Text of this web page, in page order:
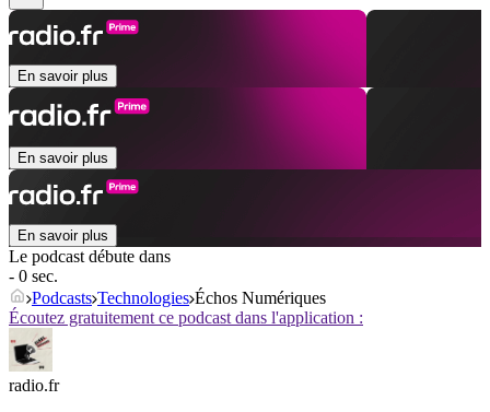
En savoir plus
En savoir plus
En savoir plus
Le podcast débute dans
- 0 sec.
Podcasts Technologies Échos Numériques
Écoutez gratuitement ce podcast dans l'application :
radio.fr